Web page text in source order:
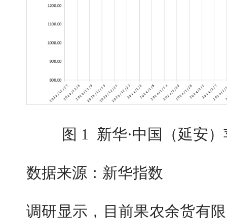
图 1 新华·中国（延安
数据来源：新华指数
调研显示，目前果农余货有